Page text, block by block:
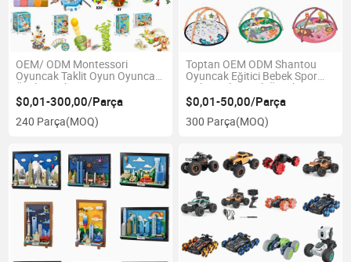
OEM/ ODM Montessori
Oyuncak Taklit Oyun Oyuncağı
Özel Çocuk Oyuncağı Toptan
Bebek Oyuncağı Anaokulu
Öğrenme Oyuncağı Rol
Oynama Oyuncağı Etkileşimli
Eğitim Oyuncağı
$0,01-300,00/Parça
240 Parça(MOQ)
Toptan OEM ODM Shantou
Oyuncak Eğitici Bebek Spor
Halısı Halı Çocuk Ürünleri Oyun
Oyuncağı Bebek Müzikli
Yumuşak Aktivite Oyun Matı
Bebek Oyuncakları Çocuk
$0,01-50,00/Parça
300 Parça(MOQ)